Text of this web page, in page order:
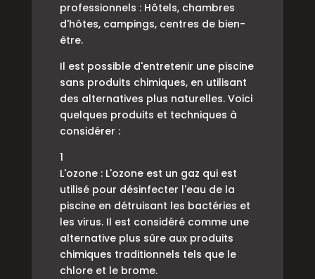
professionnels : Hôtels, chambres
d'hôtes, campings, centres de bien-
être.
Il est possible d'entretenir une piscine
sans produits chimiques, en utilisant
des alternatives plus naturelles. Voici
quelques produits et techniques à
considérer :
1
L'ozone : L'ozone est un gaz qui est
utilisé pour désinfecter l'eau de la
piscine en détruisant les bactéries et
les virus. Il est considéré comme une
alternative plus sûre aux produits
chimiques traditionnels tels que le
chlore et le brome.